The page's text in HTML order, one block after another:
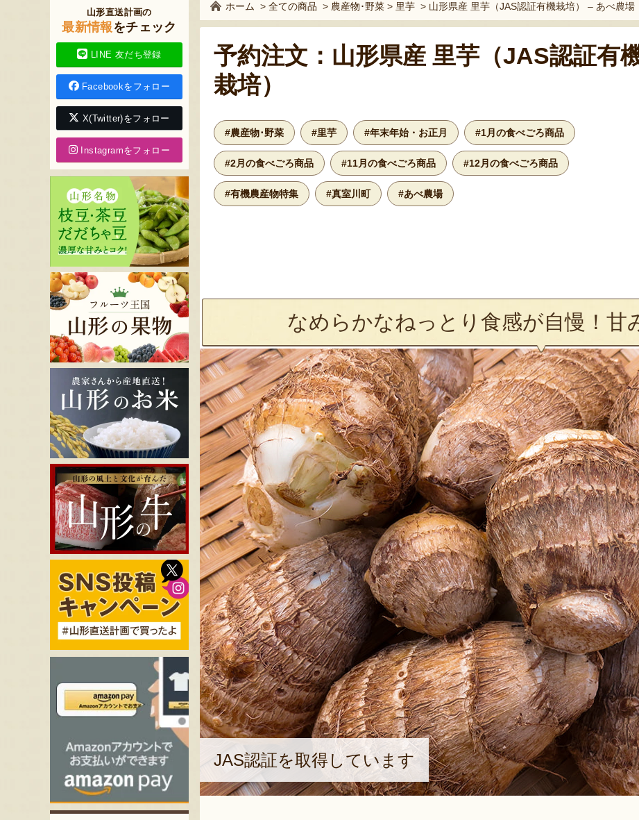
ホーム > 全ての商品 > 農産物･野菜 > 里芋 > 山形県産 里芋（JAS認証有機栽培） – あべ農場
予約注文：山形県産 里芋（JAS認証有
栽培）
#農産物･野菜 #里芋 #年末年始・お正月 #1月の食べごろ商品
#2月の食べごろ商品 #11月の食べごろ商品 #12月の食べごろ商品
#有機農産物特集 #真室川町 #あべ農場
なめらかなねっとり食感が自慢！甘
JAS認証を取得しています
山形直送計画の
最新情報をチェック
LINE 友だち登録
Facebookをフォロー
X(Twitter)をフォロー
Instagramをフォロー